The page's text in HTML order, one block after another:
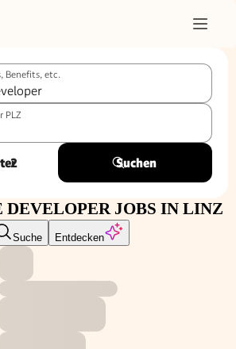
Benefits, etc.
PLZ
2 Suchen
DEVELOPER JOBS IN LINZ
Suche Entdecken